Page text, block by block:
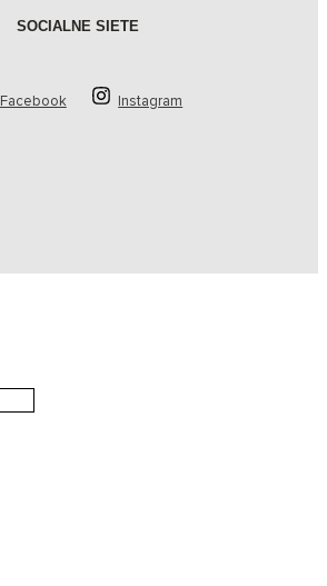
SOCIALNE SIETE
Facebook Instagram